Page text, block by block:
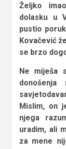
Željko
dolasku u
pustio
Kovačević
se brzo
Ne miješa
Mislim, on
njega
uradim, ali
za mene